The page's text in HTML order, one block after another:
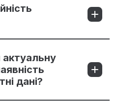
дані?